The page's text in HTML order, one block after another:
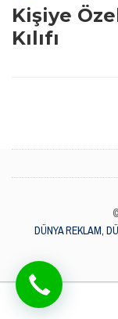
Kişiye
Kılıfı
DÜNYA REKLAM,